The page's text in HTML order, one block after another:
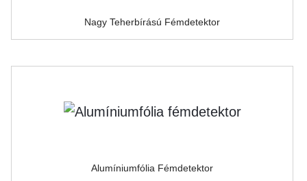
Nagy Teherbírású Fémdetektor
Alumíniumfólia Fémdetektor